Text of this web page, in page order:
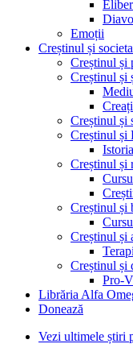
Emoții
Creștinul și
Creștinul și
Creștinul și
Creștinul și
Creștinul și
Creștinul și
Creștinul și
Creștinul și
Creștinul și
Pro-
Librăria Alfa
Donează
Vezi ultimele știri